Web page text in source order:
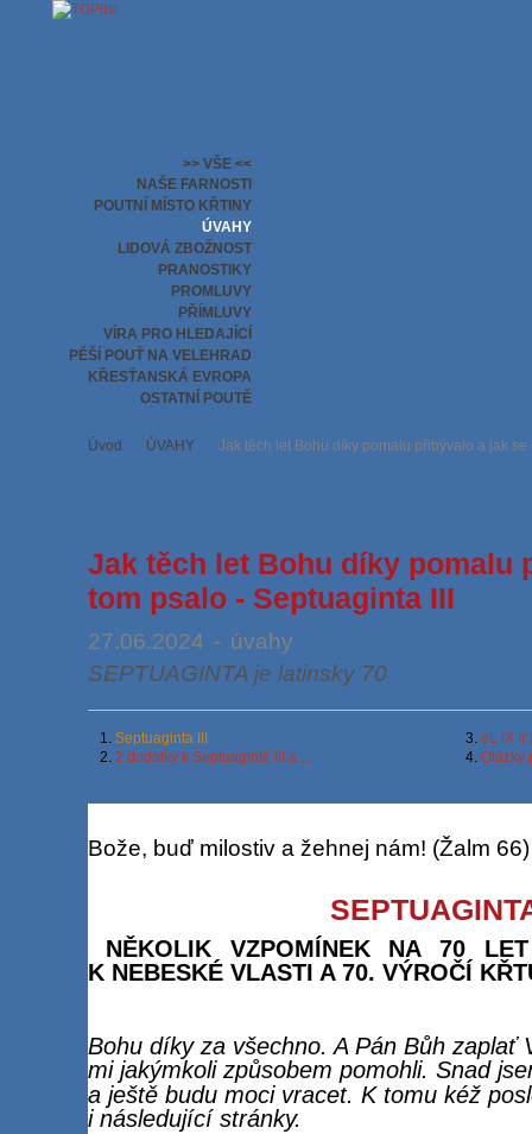
>> VŠE <<
NAŠE FARNOSTI
POUTNÍ MÍSTO KŘTINY
ÚVAHY
LIDOVÁ ZBOŽNOST
PRANOSTIKY
PROMLUVY
PŘÍMLUVY
VÍRA PRO HLEDAJÍCÍ
PĚŠÍ POUŤ NA VELEHRAD
KŘESŤANSKÁ EVROPA
OSTATNÍ POUTĚ
Úvod ÚVAHY Jak těch let Bohu díky pomalu přibývalo a jak
Jak těch let Bohu díky pomalu
tom psalo - Septuaginta III
27.06.2024 - úvahy
SEPTUAGINTA je latinsky 70
1. Septuaginta III
2. 2 dodatky k Septuagintě III a ...
3. eL iX ír
4. Otázky
Bože, buď milostiv a žehnej nám! (Žalm 66)
NĚKOLIK VZPOMÍNEK NA 70
K NEBESKÉ VLASTI A 70. VÝROČÍ
Bohu díky za všechno. A Pán Bůh zaplať
mi jakýmkoli způsobem pomohli. Snad
a ještě budu moci vracet. K tomu kéž
i následující stránky.